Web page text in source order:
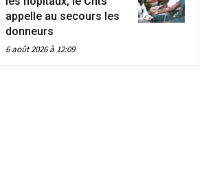
appelle au secours les
donneurs
6 août 2026 à 12:09